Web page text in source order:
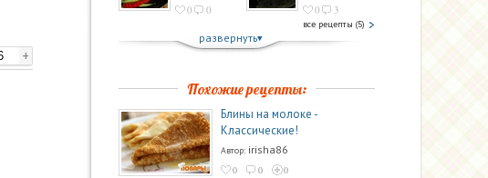
+
0 0 0 3
все рецепты (5)
развернуть
Похожие рецепты:
Блины на молоке -
Классические!
Автор: irisha86
0 0 0